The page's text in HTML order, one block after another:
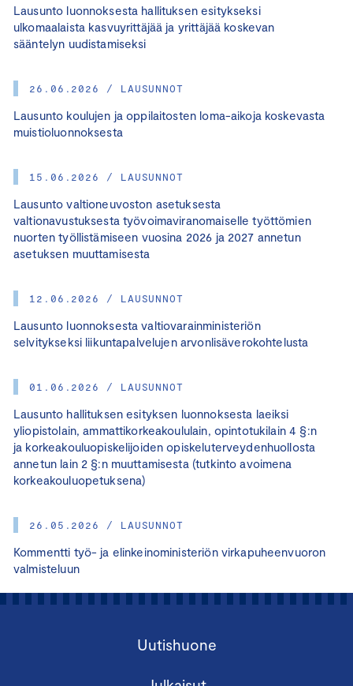
Lausunto luonnoksesta hallituksen esitykseksi
ulkomaalaista kasvuyrittäjää ja yrittäjää koskevan
sääntelyn uudistamiseksi
26.06.2026 / LAUSUNNOT
Lausunto koulujen ja oppilaitosten loma-aikoja koskevasta
muistioluonnoksesta
15.06.2026 / LAUSUNNOT
Lausunto valtioneuvoston asetuksesta
valtionavustuksesta työvoimaviranomaiselle työttömien
nuorten työllistämiseen vuosina 2026 ja 2027 annetun
asetuksen muuttamisesta
12.06.2026 / LAUSUNNOT
Lausunto luonnoksesta valtiovarainministeriön
selvitykseksi liikuntapalvelujen arvonlisäverokohtelusta
01.06.2026 / LAUSUNNOT
Lausunto hallituksen esityksen luonnoksesta laeiksi
yliopistolain, ammattikorkeakoululain, opintotukilain 4 §:n
ja korkeakouluopiskelijoiden opiskeluterveydenhuollosta
annetun lain 2 §:n muuttamisesta (tutkinto avoimena
korkeakouluopetuksena)
26.05.2026 / LAUSUNNOT
Kommentti työ- ja elinkeinoministeriön virkapuheenvuoron
valmisteluun
Uutishuone